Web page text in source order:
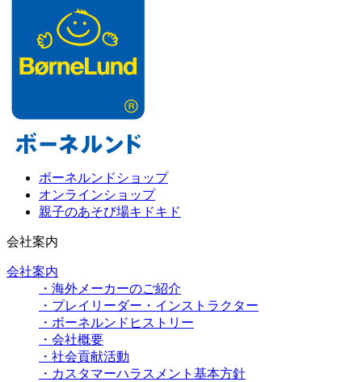
ボーネルンドショップ
オンラインショップ
親子のあそび場キドキド
会社案内
会社案内
・海外メーカーのご紹介
・プレイリーダー・インストラクター
・ボーネルンドヒストリー
・会社概要
・社会貢献活動
・カスタマーハラスメント基本方針